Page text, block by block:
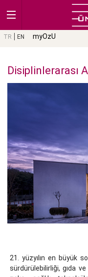
TR EN myOzU
Disiplinlerarası
21. yüzyılın en büyük
sürdürülebilirliği, gıda